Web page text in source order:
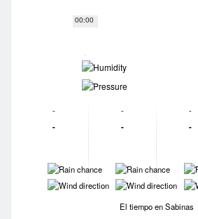
00:00
-
-
-
-
-
-
-
-
-
-
-
-
-
-
El tiempo en Sabinas